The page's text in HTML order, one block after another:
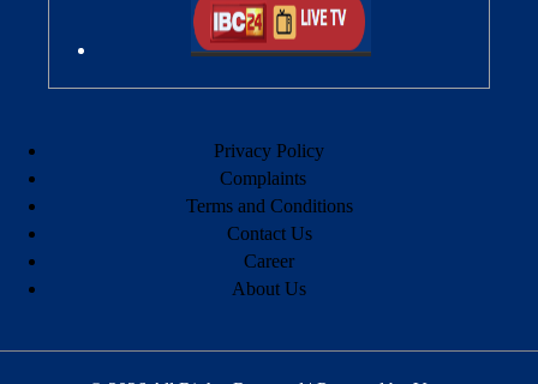
Privacy Policy
Complaints
Terms and Conditions
Contact Us
Career
About Us